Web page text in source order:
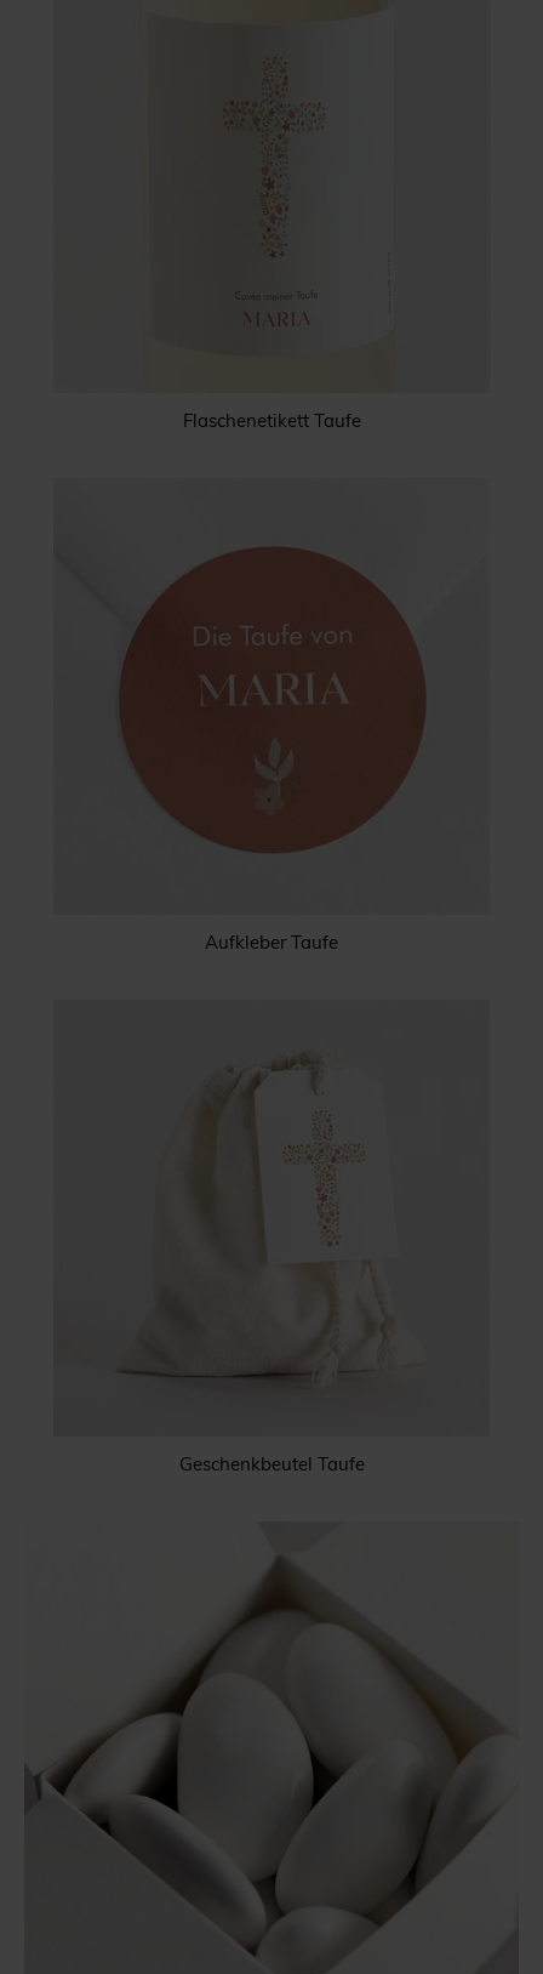
Flaschenetikett Taufe
Aufkleber Taufe
Geschenkbeutel Taufe